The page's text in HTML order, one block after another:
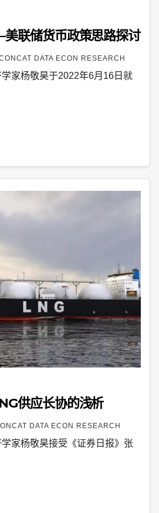
联储货币政策思路探讨
DATA ECON RESEARCH
家杨敬昊于2022年6月16日就
供应长协的浅析
DATA ECON RESEARCH
家杨敬昊接受《证券日报》张